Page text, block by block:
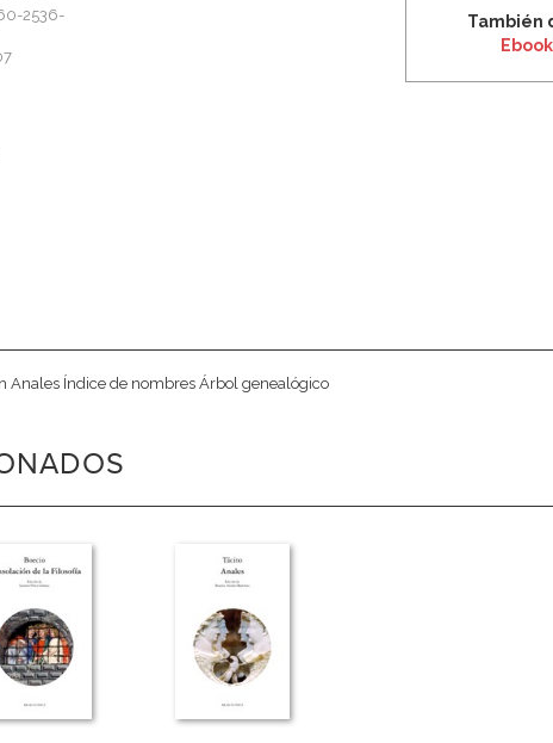
2536-
También
Ebook
Anales Índice de nombres Árbol genealógico